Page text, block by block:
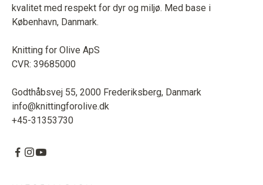
kvalitet med respekt for dyr og miljø. Med base i
København, Danmark.
Knitting for Olive ApS
CVR: 39685000
Godthåbsvej 55, 2000 Frederiksberg, Danmark
info@knittingforolive.dk
+45-31353730